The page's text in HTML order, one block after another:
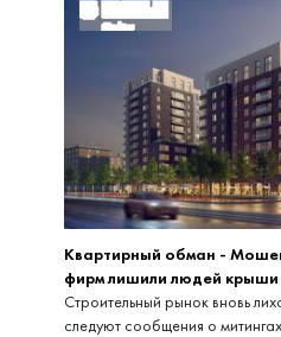
Квартирный обман -
фирм лишили людей крыши
Строительный рынок вновь
следуют сообщения о